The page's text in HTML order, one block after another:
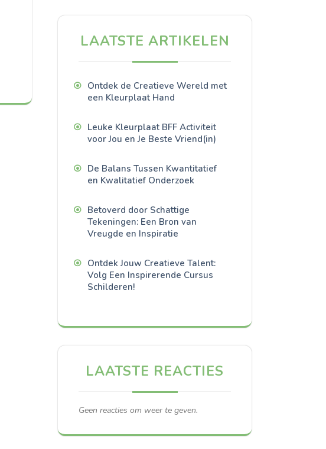
LAATSTE ARTIKELEN
Ontdek de Creatieve Wereld met
een Kleurplaat Hand
Leuke Kleurplaat BFF Activiteit
voor Jou en Je Beste Vriend(in)
De Balans Tussen Kwantitatief
en Kwalitatief Onderzoek
Betoverd door Schattige
Tekeningen: Een Bron van
Vreugde en Inspiratie
Ontdek Jouw Creatieve Talent:
Volg Een Inspirerende Cursus
Schilderen!
LAATSTE REACTIES
Geen reacties om weer te geven.